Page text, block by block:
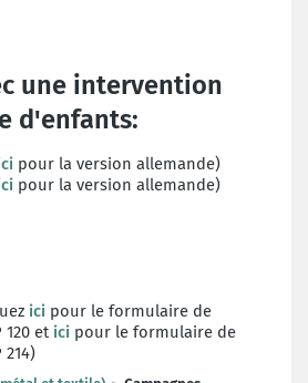
une intervention
d'enfants:
pour la version allemande)
pour la version allemande)
ici pour le formulaire de
120 et ici pour le formulaire de
214)